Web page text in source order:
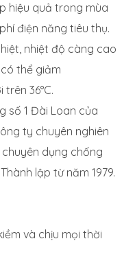
hiệu quả trong mùa
điện năng tiêu thụ.
nhiệt độ càng cao
thể giảm
36°C.
số 1 Đài Loan của
ty chuyên nghiên
dụng chống
lập từ năm 1979.
và chịu mọi thời